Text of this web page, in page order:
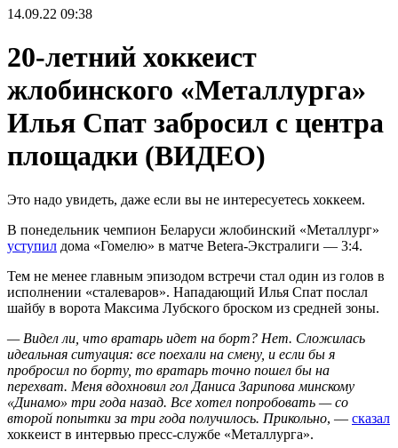
14.09.22 09:38
20-летний хоккеист
жлобинского «Металлурга»
Илья Спат забросил с центра
площадки (ВИДЕО)
Это надо увидеть, даже если вы не интересуетесь хоккеем.
В понедельник чемпион Беларуси жлобинский «Металлург»
уступил дома «Гомелю» в матче Betera-Экстралиги — 3:4.
Тем не менее главным эпизодом встречи стал один из голов в
исполнении «сталеваров». Нападающий Илья Спат послал
шайбу в ворота Максима Лубского броском из средней зоны.
— Видел ли, что вратарь идет на борт? Нет. Сложилась
идеальная ситуация: все поехали на смену, и если бы я
пробросил по борту, то вратарь точно пошел бы на
перехват. Меня вдохновил гол Даниса Зарипова минскому
«Динамо» три года назад. Все хотел попробовать — со
второй попытки за три года получилось. Прикольно, — сказал
хоккеист в интервью пресс-службе «Металлурга».